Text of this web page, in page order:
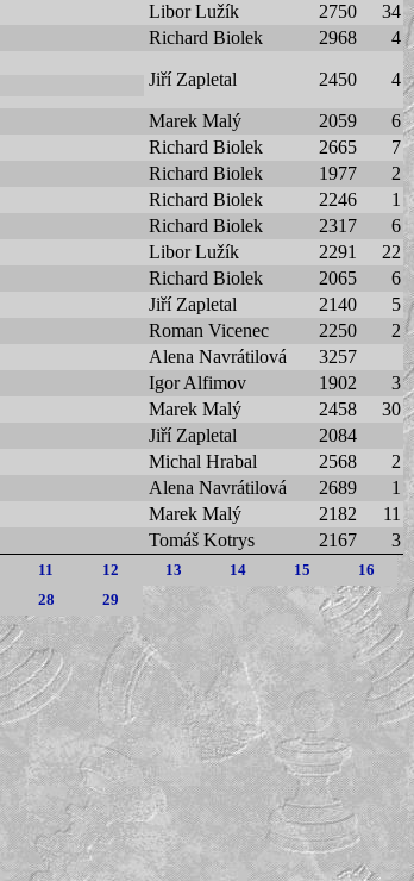
Libor Lužík 2750
34
Richard Biolek 2968 4
Jiří Zapletal 2450 4
Marek Malý 2059
6
Richard Biolek 2665
7
Richard Biolek 1977
2
Richard Biolek 2246
1
Richard Biolek 2317
6
Libor Lužík 2291
22
Richard Biolek 2065
6
Jiří Zapletal 2140
5
Roman Vicenec 2250
2
Alena Navrátilová
3257
Igor Alfimov 1902
3
Marek Malý 2458
30
Jiří Zapletal
2084
Michal Hrabal 2568
2
Alena Navrátilová 2689
1
Marek Malý 2182
11
Tomáš Kotrys 2167 3
11 12 13 14 15
16
28 29